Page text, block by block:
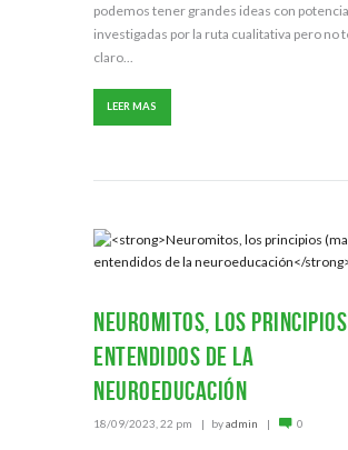
podemos tener grandes ideas con
investigadas por la ruta cualitativa pero no
claro...
LEER MAS
Neuromitos, los
entendidos de la
neuroeducación
18/09/2023, 22 pm byadmin 0